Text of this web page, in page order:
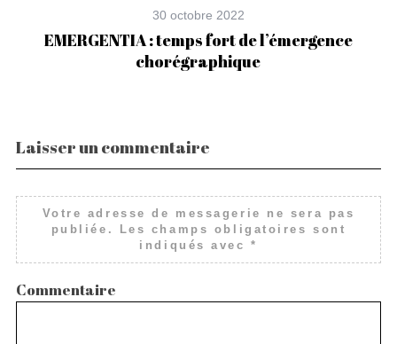
30 octobre 2022
EMERGENTIA : temps fort de l’émergence
chorégraphique
Laisser un commentaire
Votre adresse de messagerie ne sera pas
publiée.
Les champs obligatoires sont
indiqués avec*
Commentaire